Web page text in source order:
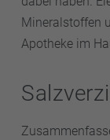
Mineralstoffen
Apotheke im